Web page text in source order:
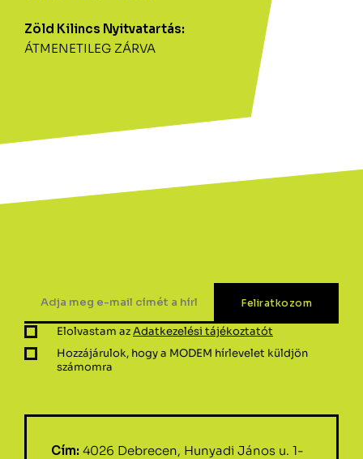
Zöld Kilincs Nyitvatartás:
ÁTMENETILEG ZÁRVA
Elolvastam azAdatkezelési tájékoztatót
Hozzájárulok, hogy a MODEM hírlevelet küldjön
számomra
Cím: 4026 Debrecen, Hunyadi János u. 1-